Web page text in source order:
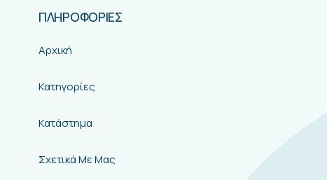
ΠΛΗΡΟΦΟΡΙΕΣ
Αρχική
Κατηγορίες
Κατάστημα
Σχετικά Με Μας